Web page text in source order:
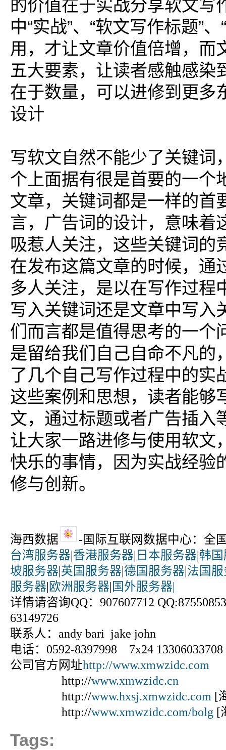
的价值在于实战分享软文写
中“实战”、“软文写作标题”
用，才让文章价值倍增，而
五大要素，让读者感触感染
在于数量，可以进修到更多
设计
写软文自然不能少了关键词
个上面据有很是首要的一个
文章，关键词都是一样的首
言，广告词的设计，意味着
吸惹人关注，这些关键词的
在发布这篇文章的时候，通
多人关注，是以在写作过程
写入关键词还是文章中写入
们而言都是值得思考的一个
是留给我们自己自命不凡的
了几个自己写作过程中的实
这些案例和思想，读者能够
文，通过标题或者广告插入
让大家一路进修与使用软文
快乐的事情，因为实战经验
修与创新。
海西数据
-国际互联网数据中心：全
台湾服务器|香港服务器| 日本服务器|韩
坡服务器|英国服务器|德国服务器|法国
服务器|欧洲服务器|国外服务器|
详情请咨询QQ：907607712
63149726
联系人：andy bari jake john
电话：0592-8397998 7x24 13306033708
公司官方网址http://www.xmwzidc.com
http://www.xmwzidc.cn
http://www.hxsj.xmwzidc.com [
http://www.xmwzidc.com/bolg [
Tags: